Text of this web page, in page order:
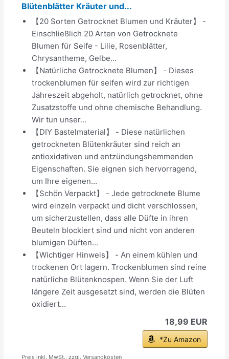
Blütenblätter Kräuter und...
【20 Sorten Getrocknet Blumen und Kräuter】 -
Einschließlich 20 Arten von Getrocknete
Blumen für Seife - Lilie, Rosenblätter,
Chrysantheme, Gelbe...
【Natürliche Getrocknete Blumen】 - Dieses
trockenblumen für seifen wird zur richtigen
Jahreszeit abgeholt, natürlich getrocknet, ohne
Zusatzstoffe und ohne chemische Behandlung.
Wir tun unser...
【DIY Bastelmaterial】 - Diese natürlichen
getrockneten Blütenkräuter sind reich an
antioxidativen und entzündungshemmenden
Eigenschaften. Sie eignen sich hervorragend,
um Ihre eigenen...
【Schön Verpackt】 - Jede getrocknete Blume
wird einzeln verpackt und dicht verschlossen,
um sicherzustellen, dass alle Düfte in ihren
Beuteln blockiert sind und nicht von anderen
blumigen Düften...
【Wichtiger Hinweis】 - An einem kühlen und
trockenen Ort lagern. Trockenblumen sind reine
natürliche Blütenknospen. Wenn Sie der Luft
längere Zeit ausgesetzt sind, werden die Blüten
oxidiert...
18,99 EUR
*Zu Amazon
Preis inkl. MwSt., zzgl. Versandkosten